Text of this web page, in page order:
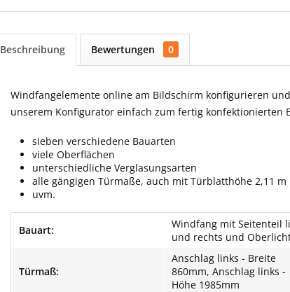
Beschreibung Bewertungen 0
Windfangelemente online am Bildschirm konfigurieren
unserem Konfigurator einfach zum fertig konfektionierten
sieben verschiedene Bauarten
viele Oberflächen
unterschiedliche Verglasungsarten
alle gängigen Türmaße, auch mit Türblatthöhe 2,11 m
uvm.
Bauart:
Windfang mit Seitenteil
und rechts und
Türmaß:
Anschlag links - Breite
860mm, Anschlag links -
Höhe 1985mm